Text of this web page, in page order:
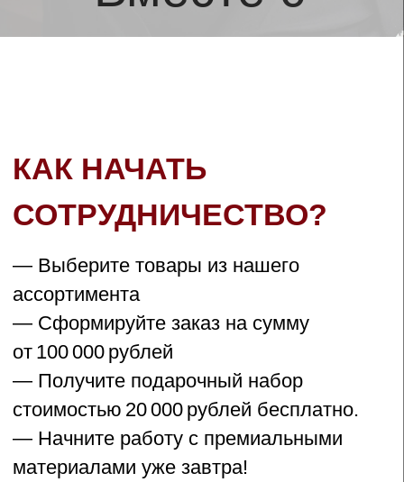
политикой конфиденциальности и обработки
персональных данных.
Отправить
Пакет "Знакомство с
HairStore"